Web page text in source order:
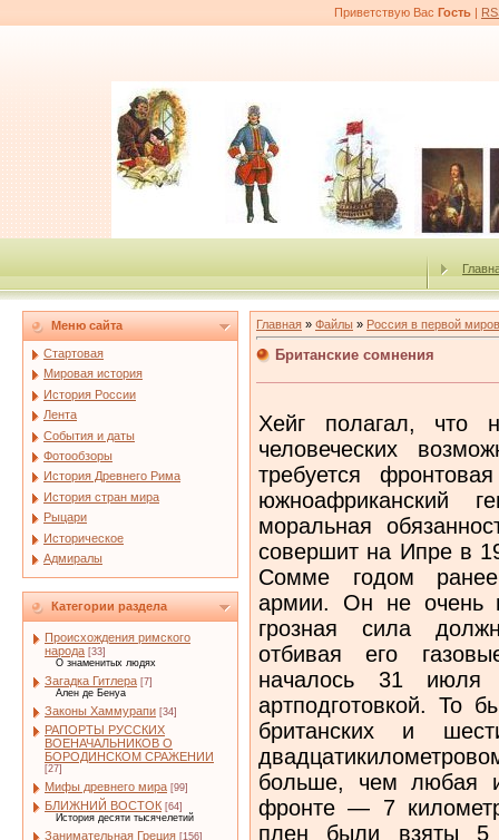
Приветствую Вас Гость |
Меню сайта
Стартовая
Мировая история
История России
Лента
События и даты
Фотообзоры
История Древнего Рима
История стран мира
Рыцари
Историческое
Адмиралы
Категории раздела
Происхождения римского
народа [33]
О знаменитых людях
Загадка Гитлера [7]
Ален де Бенуа
Законы Хаммурапи [34]
РАПОРТЫ РУССКИХ
ВОЕНАЧАЛЬНИКОВ О
БОРОДИНСКОМ СРАЖЕНИИ
[27]
Мифы древнего мира [99]
БЛИЖНИЙ ВОСТОК [64]
История десяти тысячелетий
Занимательная Греция [156]
Главная » Файлы » Россия в первой
Британские сомнения
Хейг полагал, что
человеческих
требуется
южноафриканский
моральная
совершит на Ипре в
Сомме годом
армии. Он не очень
грозная сила
отбивая его
началось 31 июля
артподготовкой. То
британских и
больше, чем любая
фронте — 7
плен были взяты 5